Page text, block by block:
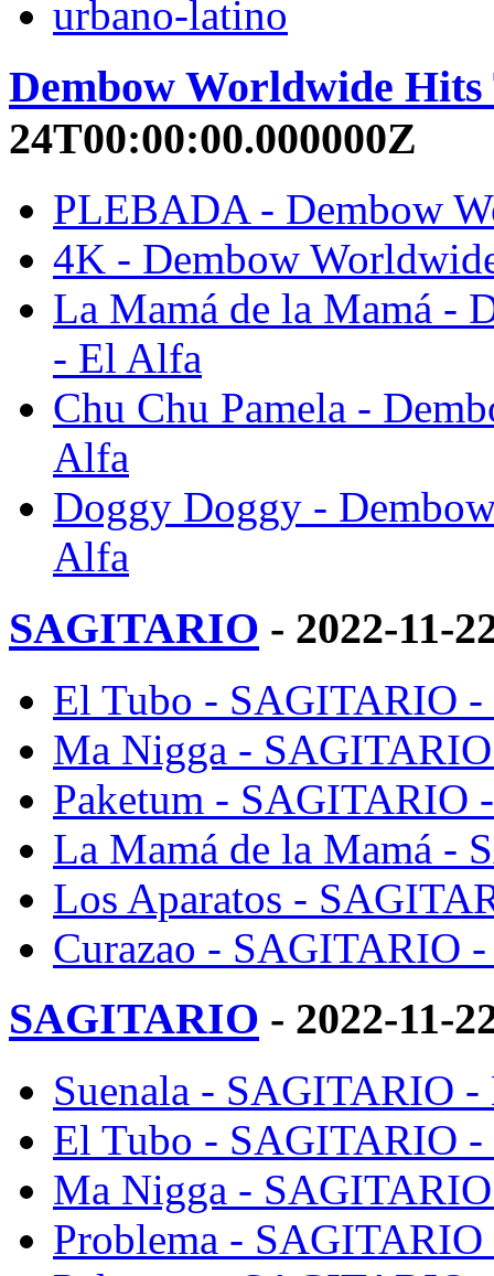
urbano-latino
Dembow Worldwide Hits
24T00:00:00.000000Z
PLEBADA - Dembow
4K - Dembow
La Mamá de la Mamá -
- El Alfa
Chu Chu Pamela -
Alfa
Doggy Doggy -
Alfa
SAGITARIO - 2022-11-
El Tubo - SAGITARIO
Ma Nigga -
Paketum - SAGITARIO
La Mamá de la Mamá -
Los Aparatos -
Curazao - SAGITARIO
SAGITARIO - 2022-11-
Suenala - SAGITARIO
El Tubo - SAGITARIO
Ma Nigga -
Problema -